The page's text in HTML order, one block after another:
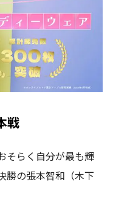
戦
そらく自分が最も輝
勝の張本智和（木下